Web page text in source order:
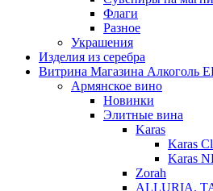
Флаги
Разное
Украшения
Изделия из серебра
Витрина Магазина Алкоголь
Армянское вино
Новинки
Элитные вина
Karas
Karas
Karas
Zorah
ALLURIA.